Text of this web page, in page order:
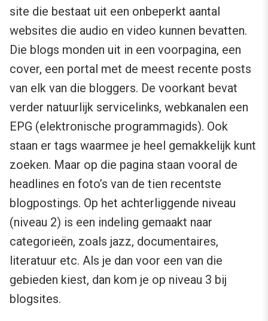
site die bestaat uit een onbeperkt aantal
websites die audio en video kunnen bevatten.
Die blogs monden uit in een voorpagina, een
cover, een portal met de meest recente posts
van elk van die bloggers. De voorkant bevat
verder natuurlijk servicelinks, webkanalen een
EPG (elektronische programmagids). Ook
staan er tags waarmee je heel gemakkelijk kunt
zoeken. Maar op die pagina staan vooral de
headlines en foto’s van de tien recentste
blogpostings. Op het achterliggende niveau
(niveau 2) is een indeling gemaakt naar
categorieën, zoals jazz, documentaires,
literatuur etc. Als je dan voor een van die
gebieden kiest, dan kom je op niveau 3 bij
blogsites.